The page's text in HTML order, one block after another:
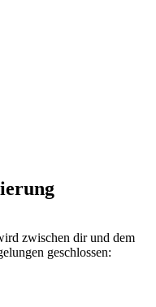
zwischen dir und dem
geschlossen: